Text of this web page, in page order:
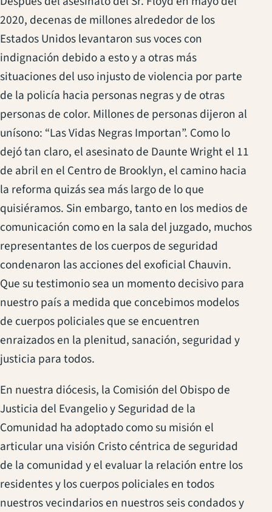
2020, decenas de millones alrededor de los
Estados Unidos levantaron sus voces con
indignación debido a esto y a otras más
situaciones del uso injusto de violencia por parte
de la policía hacia personas negras y de otras
personas de color. Millones de personas dijeron al
unísono: “Las Vidas Negras Importan”. Como lo
dejó tan claro, el asesinato de Daunte Wright el 11
de abril en el Centro de Brooklyn, el camino hacia
la reforma quizás sea más largo de lo que
quisiéramos. Sin embargo, tanto en los medios de
comunicación como en la sala del juzgado, muchos
representantes de los cuerpos de seguridad
condenaron las acciones del exoficial Chauvin.
Que su testimonio sea un momento decisivo para
nuestro país a medida que concebimos modelos
de cuerpos policiales que se encuentren
enraizados en la plenitud, sanación, seguridad y
justicia para todos.
En nuestra diócesis, la Comisión del Obispo de
Justicia del Evangelio y Seguridad de la
Comunidad ha adoptado como su misión el
articular una visión Cristo céntrica de seguridad
de la comunidad y el evaluar la relación entre los
residentes y los cuerpos policiales en todos
nuestros vecindarios en nuestros seis condados y